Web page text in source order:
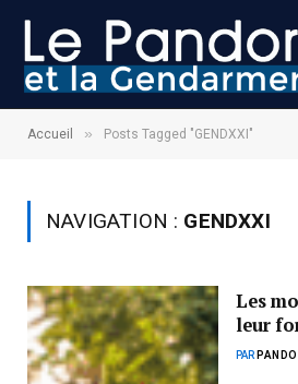
Accueil » Posts Tagged "GENDXXI"
NAVIGATION : GENDXXI
Les
leur
PAR